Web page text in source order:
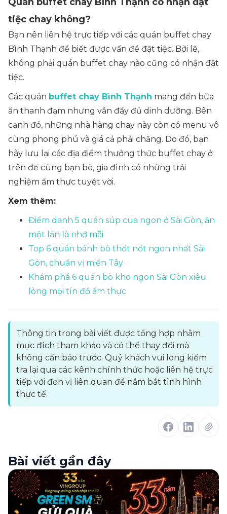
tiệc chay không?
Bạn nên liên hệ trực tiếp với các quán buffet chay
Bình Thạnh để biết được vấn đề đặt tiệc. Bởi lẽ,
không phải quán buffet chay nào cũng có nhận đặt
tiệc.
Các quán buffet chay Bình Thạnh mang đến bữa
ăn thanh đạm nhưng vẫn đầy đủ dinh dưỡng. Bên
cạnh đó, những nhà hàng chay này còn có menu vô
cùng phong phú và giá cả phải chăng. Do đó, bạn
hãy lưu lại các địa điểm thưởng thức buffet chay ở
trên để cùng bạn bè, gia đình có những trải
nghiệm ẩm thực tuyệt vời.
Xem thêm:
Điểm danh 5 quán súp cua ngon ở Sài Gòn, ăn
một lần là nhớ mãi
Top 6 quán bánh bò thốt nốt ngon nhất Sài
Gòn, chuẩn vị miền Tây
Khám phá 6 quán bò kho ngon Sài Gòn xiêu
lòng mọi tín đồ ẩm thực
Thông tin trong bài viết được tổng hợp nhằm
mục đích tham khảo và có thể thay đổi mà
không cần báo trước. Quý khách vui lòng kiểm
tra lại qua các kênh chính thức hoặc liên hệ trực
tiếp với đơn vị liên quan để nắm bắt tình hình
thực tế.
Bài viết gần đây